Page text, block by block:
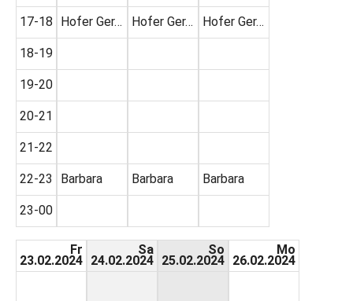
17-18
18-19
19-20
20-21
21-22
22-23
23-00
Hofer Ger…
Barbara
Hofer Ger…
Barbara
Hofer Ger…
Barbara
Fr
23.02.2024
Sa
24.02.2024
So
25.02.2024
Mo
26.02.2024